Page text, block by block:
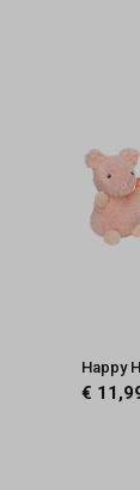
Happy
€